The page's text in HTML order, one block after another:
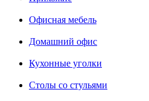
Офисная мебель
Домашний офис
Кухонные уголки
Столы со стульями